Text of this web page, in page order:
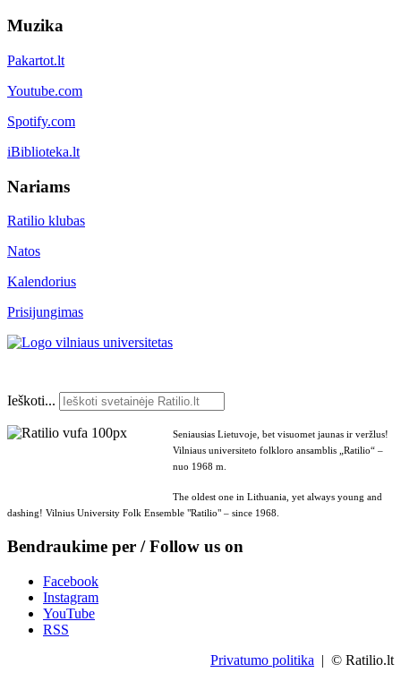
Muzika
Pakartot.lt
Youtube.com
Spotify.com
iBiblioteka.lt
Nariams
Ratilio klubas
Natos
Kalendorius
Prisijungimas
Ieškoti...
Seniausias Lietuvoje, bet visuomet jaunas ir veržlus!
Vilniaus universiteto folkloro ansamblis „Ratilio“ –
nuo 1968 m.
The oldest one in Lithuania, yet always young and
dashing! Vilnius University Folk Ensemble "Ratilio" – since 1968.
Bendraukime per / Follow us on
Facebook
Instagram
YouTube
RSS
Privatumo politika | © Ratilio.lt